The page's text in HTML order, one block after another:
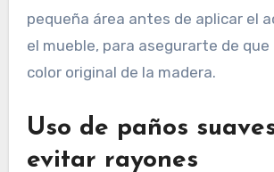
pequeña área antes de aplicar el
el mueble, para asegurarte de
color original de la madera.
Uso de paños
evitar rayones